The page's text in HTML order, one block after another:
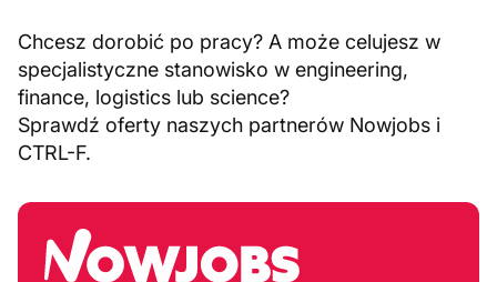
Chcesz dorobić po pracy? A może celujesz w
specjalistyczne stanowisko w engineering,
finance, logistics lub science?
Sprawdź oferty naszych partnerów Nowjobs i
CTRL-F.